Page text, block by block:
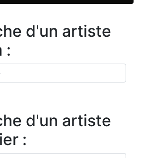
d'un artiste
:
d'un artiste
: